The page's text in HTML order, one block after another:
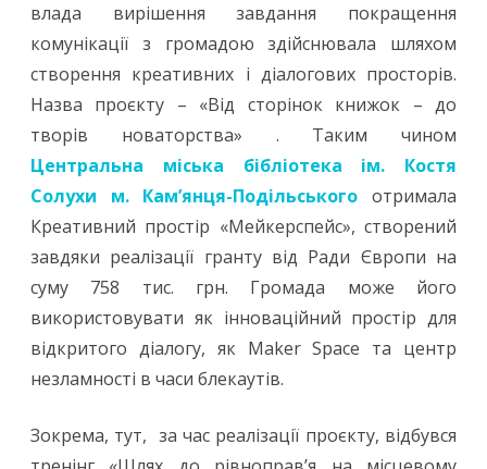
влада вирішення завдання покращення
комунікації з громадою здійснювала шляхом
створення креативних і діалогових просторів.
Назва проєкту – «Від сторінок книжок – до
творів новаторства» . Таким чином
Центральна міська бібліотека ім. Костя
Солухи м. Кам’янця-Подільського отримала
Креативний простір «Мейкерспейс», створений
завдяки реалізації гранту від Ради Європи на
суму 758 тис. грн. Громада може його
використовувати як інноваційний простір для
відкритого діалогу, як Maker Space та центр
незламності в часи блекаутів.
Зокрема, тут, за час реалізації проєкту, відбувся